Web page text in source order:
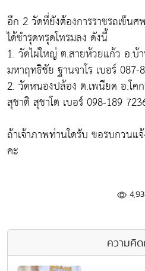
อีก 2 วัดที่ยังต้องการราชรถเข็นศ
ได้ชำรุดทรุดโทรมลง ดังนี้
1. วัดไผ่ใหญ่ ต.สายห้วยแก้ว อ.
มหาฤทธิชัย ฐานจาโร เบอร์ 087-
2. วัดหนองปล้อง ต.เพนียด อ.โค
สุชาติ สุชาโต เบอร์ 098-189
ถ้าเจ้าภาพท่านใดรับ ขอรบกวนแ
คะ
ความคิด